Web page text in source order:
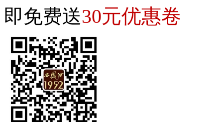
即免费送30元优惠卷